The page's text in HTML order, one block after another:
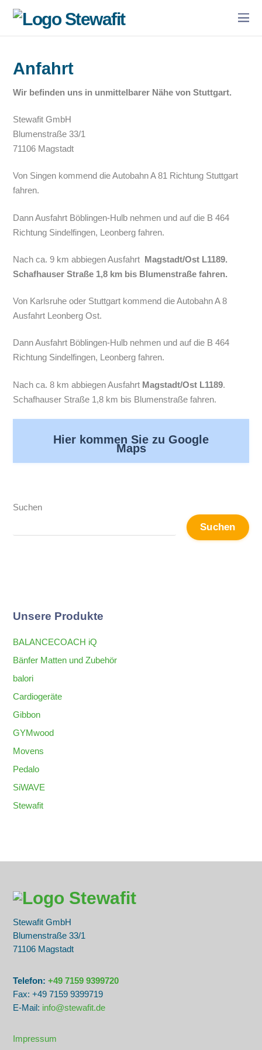
Anfahrt
Wir befinden uns in unmittelbarer Nähe von Stuttgart.
Stewafit GmbH
Blumenstraße33/1
71106 Magstadt
Von Singen kommend die Autobahn A 81 Richtung Stuttgart
fahren.
Dann Ausfahrt Böblingen-Hulb nehmen und auf die B 464
Richtung Sindelfingen, Leonberg fahren.
Nach ca. 9 km abbiegen Ausfahrt Magstadt/Ost L1189.
Schafhauser Straße 1,8 km bis Blumenstraße fahren.
Von Karlsruhe oder Stuttgart kommend die Autobahn A 8
Ausfahrt Leonberg Ost.
Dann Ausfahrt Böblingen-Hulb nehmen und auf die B 464
Richtung Sindelfingen, Leonberg fahren.
Nach ca. 8 km abbiegen Ausfahrt Magstadt/Ost L1189.
Schafhauser Straße 1,8 km bis Blumenstraße fahren.
Hier kommen Sie zu Google
Maps
Suchen
Suchen
Unsere Produkte
BALANCECOACH iQ
Bänfer Matten und Zubehör
balori
Cardiogeräte
Gibbon
GYMwood
Movens
Pedalo
SiWAVE
Stewafit
Stewafit GmbH
Blumenstraße33/1
71106 Magstadt
Telefon:+49 7159 9399720
Fax: +49 7159 9399719
E-Mail: info@stewafit.de
Impressum